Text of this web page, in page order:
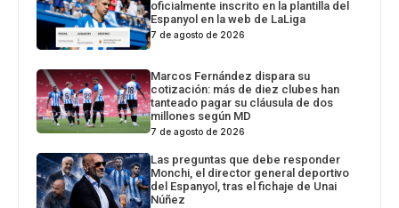
oficialmente inscrito en la plantilla del
Espanyol en la web de LaLiga
7 de agosto de 2026
Marcos Fernández dispara su
cotización: más de diez clubes han
tanteado pagar su cláusula de dos
millones según MD
7 de agosto de 2026
Las preguntas que debe responder
Monchi, el director general deportivo
del Espanyol, tras el fichaje de Unai
Núñez